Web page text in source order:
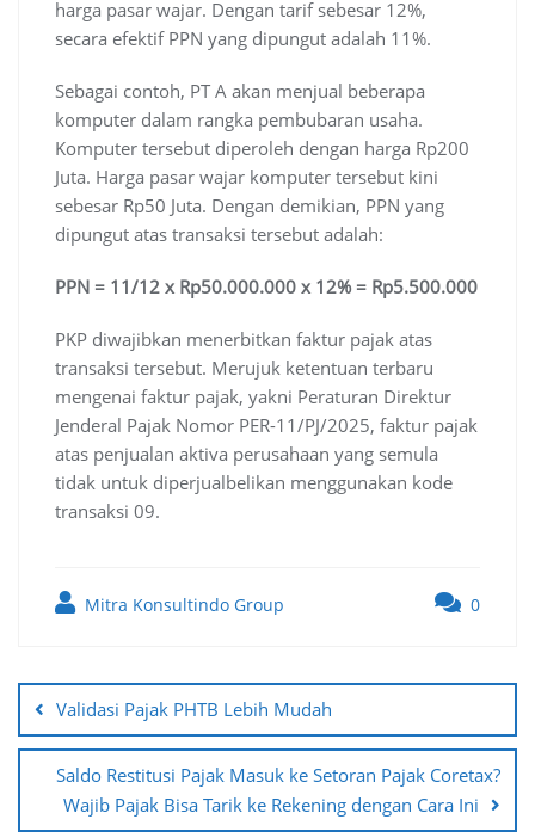
harga pasar wajar. Dengan tarif sebesar 12%,
secara efektif PPN yang dipungut adalah 11%.
Sebagai contoh, PT A akan menjual beberapa
komputer dalam rangka pembubaran usaha.
Komputer tersebut diperoleh dengan harga Rp200
Juta. Harga pasar wajar komputer tersebut kini
sebesar Rp50 Juta. Dengan demikian, PPN yang
dipungut atas transaksi tersebut adalah:
PPN = 11/12 x Rp50.000.000 x 12% = Rp5.500.000
PKP diwajibkan menerbitkan faktur pajak atas
transaksi tersebut. Merujuk ketentuan terbaru
mengenai faktur pajak, yakni Peraturan Direktur
Jenderal Pajak Nomor PER-11/PJ/2025, faktur pajak
atas penjualan aktiva perusahaan yang semula
tidak untuk diperjualbelikan menggunakan kode
transaksi 09.
Mitra Konsultindo Group 0
navigation
Validasi Pajak PHTB Lebih Mudah
Saldo Restitusi Pajak Masuk ke Setoran Pajak Coretax?
Wajib Pajak Bisa Tarik ke Rekening dengan Cara Ini